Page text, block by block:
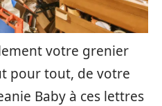
votre grenier
pour tout, de votre
Baby à ces lettres